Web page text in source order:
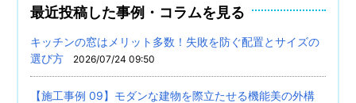
最近投稿した事例・コラムを見る
キッチンの窓はメリット多数！失敗を防ぐ配置とサイズの
選び方
2026/07/24 09:50
【施工事例 09】モダンな建物を際立たせる機能美の外構